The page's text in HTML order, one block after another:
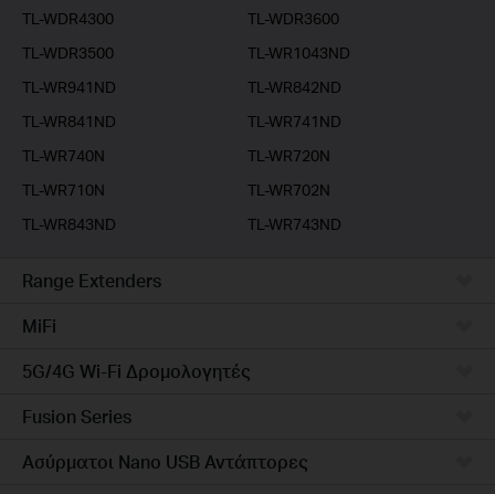
TL-WDR4300
TL-WDR3600
TL-WDR3500
TL-WR1043ND
TL-WR941ND
TL-WR842ND
TL-WR841ND
TL-WR741ND
TL-WR740N
TL-WR720N
TL-WR710N
TL-WR702N
TL-WR843ND
TL-WR743ND
Range Extenders
MiFi
5G/4G Wi-Fi Δρομολογητές
Fusion Series
Ασύρματοι Nano USB Αντάπτορες